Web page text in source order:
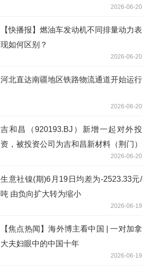
2026-06-20
【快播报】燃油车发动机不同排量动力表
现如何区别？
2026-06-20
河北直达南疆地区铁路物流通道开始运行
2026-06-20
吉和昌（920193.BJ）新增一起对外投
资，被投资公司为吉和昌新材料（荆门）
2026-06-20
生意社镍(期)6月19日均差为-2523.33元/
吨 由负向扩大转为缩小
2026-06-19
【焦点热闻】海外博主看中国 | 一对加拿
大夫妇眼中的中国十年
2026-06-19